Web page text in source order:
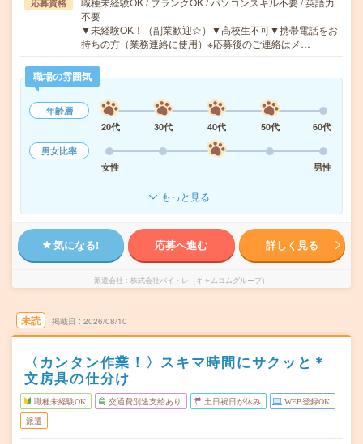
応募資格
不要
▼未経験OK！（副業歓迎☆）▼高校生不可▼携帯電話をお
持ちの方（業務連絡に使用）※応募後のご連絡はメ…
職場の雰囲気
年齢層
20代
30代 40代 50代
60代
男女比率
女性
男性
もっと見る
気になる! 応募へ進む 詳しく見る
派遣会社 株式会社バイトレ（キャムコムグループ）
未読 掲載日 2026/08/10
〈カンタン作業！〉スキマ時間にサクッと＊
文房具の仕分け
職種未経験OK 交通費別途支給あり 土日祝日が休み WEB登録OK
派遣